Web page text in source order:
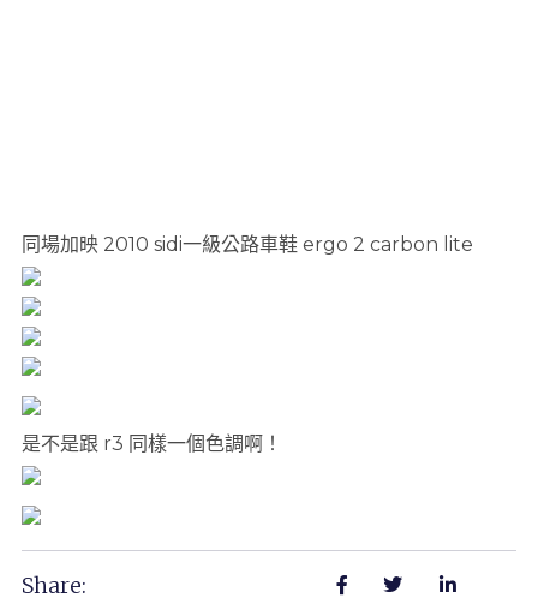
同場加映 2010 sidi一級公路車鞋 ergo 2 carbon lite
是不是跟 r3 同樣一個色調啊！
Share: